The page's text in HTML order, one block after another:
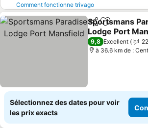
Comment fonctionne trivago
PartagerAjouter à
Sportsmans
Lodge Port
9,8 Excellent
à 36.6 km de :
Sélectionnez des dates pour voir
les prix exacts